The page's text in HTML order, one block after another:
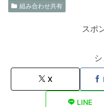
組み合わせ共有
スポ
X
LINE